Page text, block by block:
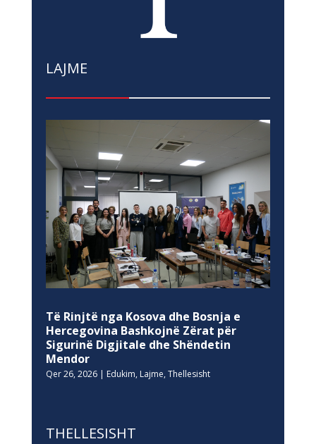
LAJME
Të Rinjtë nga Kosova dhe Bosnja e
Hercegovina Bashkojnë Zërat për
Sigurinë Digjitale dhe Shëndetin
Mendor
Qer 26, 2026| Edukim, Lajme, Thellesisht
THELLESISHT